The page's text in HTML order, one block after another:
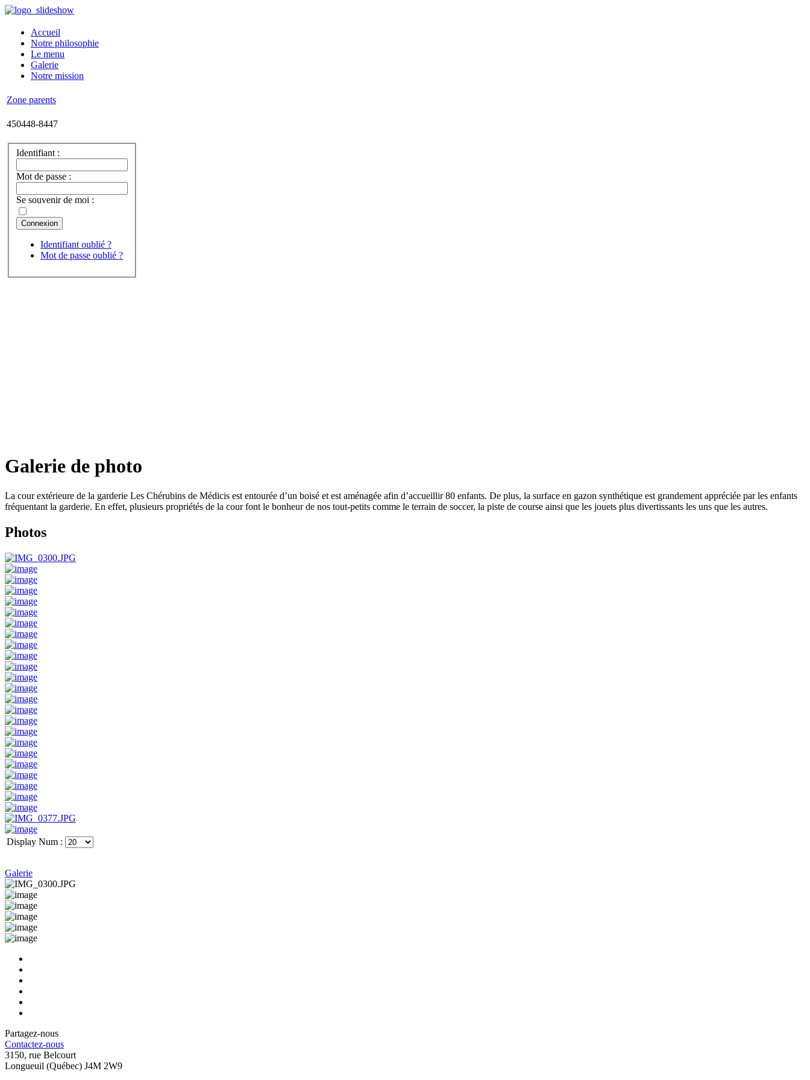
Accueil
Notre philosophie
Le menu
Galerie
Notre mission
Zone parents
450448-8447
Identifiant :
Mot de passe :
Se souvenir de moi :
Identifiant oublié ?
Mot de passe oublié ?
Galerie de photo
La cour extérieure de la garderie Les Chérubins de Médicis est entourée d’un boisé et est aménagée afin d’accueillir 80 enfants. De plus, la surface en gazon synthétique est grandement appréciée par les enfants
fréquentant la garderie. En effet, plusieurs propriétés de la cour font le bonheur de nos tout-petits comme le terrain de soccer, la piste de course ainsi que les jouets plus divertissants les uns que les autres.
Photos
Display Num :
Galerie
Partagez-nous
Contactez-nous
3150, rue Belcourt
Longueuil (Québec) J4M 2W9